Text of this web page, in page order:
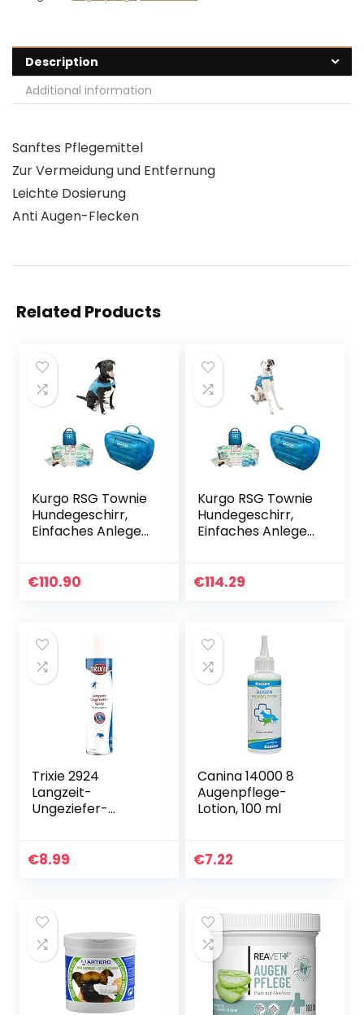
Description
Additional information
Sanftes Pflegemittel
Zur Vermeidung und Entfernung
Leichte Dosierung
Anti Augen-Flecken
Related Products
Kurgo RSG Townie
Hundegeschirr,
Einfaches Anlegen
XL, Blau+Erste-
Geschirren und
Gürteln+
Satteltasche für
Hunde,Mit zwei
Reißverschlusstas
€110.90
Kurgo RSG Townie
Hundegeschirr,
Einfaches Anlegen
M, Blau+Erste-
Geschirren und
Gürteln+
Satteltasche für
Hunde, Mit zwei
Reißverschlusstas
€114.29
Trixie 2924
Langzeit-
Ungeziefer-
€8.99
Canina 14000 8
Augenpflege-
Lotion, 100 ml
€7.22